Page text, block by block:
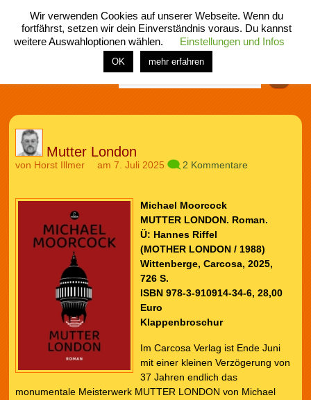
menü
home rubrik buch comic spiel fotos shop
Mutter London
von Horst Illmer am 7. Juli 2025 2 Kommentare
Michael Moorcock
MUTTER LONDON. Roman.
Ü: Hannes Riffel
(MOTHER LONDON / 1988)
Wittenberge, Carcosa, 2025,
726 S.
ISBN 978-3-910914-34-6, 28,00
Euro
Klappenbroschur
Im Carcosa Verlag ist Ende Juni
mit einer kleinen Verzögerung von
37 Jahren endlich das
monumentale Meisterwerk MUTTER LONDON von Michael
Wir verwenden Cookies auf unserer Webseite. Wenn du
fortfährst, setzen wir dein Einverständnis voraus. Du kannst
weitere Auswahloptionen wählen.
Einstellungen und Infos
OK mehr erfahren